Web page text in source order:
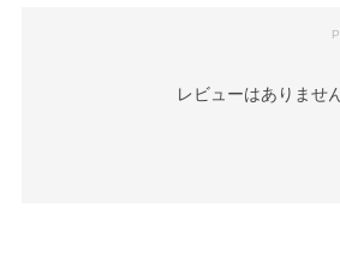
レビューはありません